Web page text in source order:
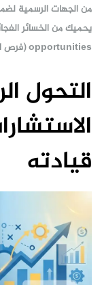
من الجهات الرسمية
opportunities (فرص استثمارية) بقلب جسور وعقل مدرك للعواقب.
التحول
قيادته